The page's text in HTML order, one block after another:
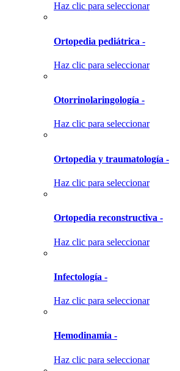
Haz clic para seleccionar
Ortopedia pediátrica -
Haz clic para seleccionar
Otorrinolaringología -
Haz clic para seleccionar
Ortopedia y traumatología -
Haz clic para seleccionar
Ortopedia reconstructiva -
Haz clic para seleccionar
Infectología -
Haz clic para seleccionar
Hemodinamia -
Haz clic para seleccionar